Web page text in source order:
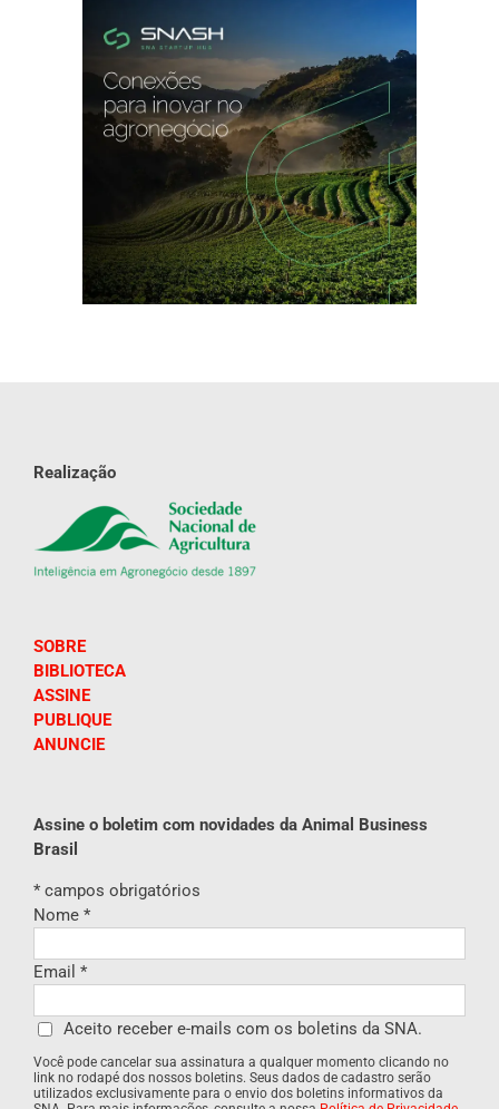
Realização
SOBRE
BIBLIOTECA
ASSINE
PUBLIQUE
ANUNCIE
Assine o boletim com novidades da Animal Business
Brasil
* campos obrigatórios
Nome *
Email *
Aceito receber e-mails com os boletins da SNA.
Você pode cancelar sua assinatura a qualquer momento clicando no
link no rodapé dos nossos boletins. Seus dados de cadastro serão
utilizados exclusivamente para o envio dos boletins informativos da